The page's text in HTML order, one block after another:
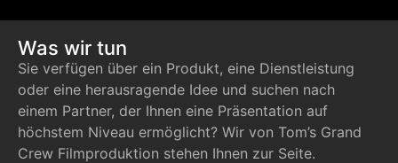
Was wir tun
Sie verfügen über ein Produkt, eine Dienstleistung
oder eine herausragende Idee und suchen nach
einem Partner, der Ihnen eine Präsentation auf
höchstem Niveau ermöglicht? Wir von Tom’s Grand
Crew Filmproduktion stehen Ihnen zur Seite.